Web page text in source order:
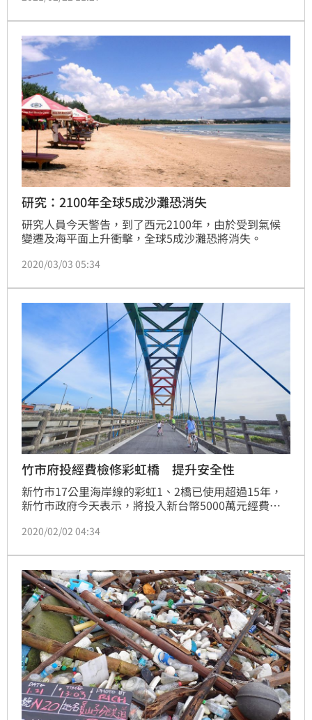
用路人覺得麻煩使用意願低，大多是大貨車在行駛，直
到2019年最後一哩路彰化芳苑大城段12月27日通車，
歷經28年才全線通車。(記者　潘靚緯)
研究：2100年全球5成沙灘恐消失
研究人員今天警告，到了西元2100年，由於受到氣候
變遷及海平面上升衝擊，全球5成沙灘恐將消失。
2020/03/03 05:34
竹市府投經費檢修彩虹橋 提升安全性
新竹市17公里海岸線的彩虹1、2橋已使用超過15年，
新竹市政府今天表示，將投入新台幣5000萬元經費進
2020/02/02 04:34